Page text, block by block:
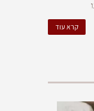
קרא עוד